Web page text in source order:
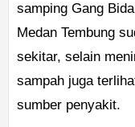
samping Gang
Medan Tembung
sekitar, selain
sampah juga
sumber penyakit.